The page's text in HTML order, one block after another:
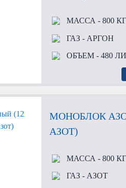
МАССА - 800 КГ
ГАЗ- АРГОН
ОБЪЕМ- 480
МОНОБЛОК
АЗОТ)
МАССА - 800 КГ
ГАЗ- АЗОТ